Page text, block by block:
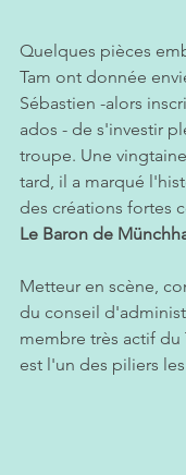
Quelques pièces
Tam ont donnée
Sébastien -alors
ados - de s'investir
troupe. Une
tard, il a marqué
des créations fortes
Le Baron de
Metteur en scène,
du conseil
membre très actif du
est l'un des piliers